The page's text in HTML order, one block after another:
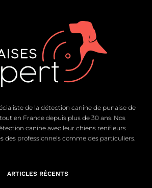
de la détection canine de punaise de
en France depuis plus de 30 ans. Nos
canine avec leur chiens renifleurs
des professionnels comme des particuliers.
ARTICLES RÉCENTS